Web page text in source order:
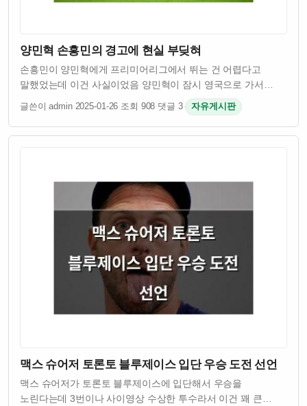
양민혁 손흥민의 경고에 현실 부딪혀
손흥민이 양민혁에게 프리미어리그에서 뛰는 건 어렵다고
말했었는데 이건 사실이었음 양민혁이 잠시 영국으로 가서
테스트를 받았는데 결과가 좋지 않았다고 함 프리미어리그는
세계 최고 수준의 리그라서 선수들이 들어가기 쉽지 않다는 걸
손흥민이 잘 알고 있었던 거임 양민혁은 어…
글쓴이 admin·2025-01-26·조회 908·댓글 3· 자유게시판
맥스 슈어저 토론토 블루제이스 입단 우승 도전 선언
맥스 슈어저가 토론토 블루제이스에 입단해서 우승을
노린다는데 3번이나 사이영상 수상한 투수라서 이건 꽤 큰